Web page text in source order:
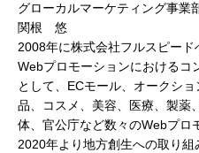
グローカルマーケティング事
関根 悠
2008年に株式会社フルスピード
Webプロモーションにおけるコ
として、ECモール、オークシ
品、コスメ、美容、医療、製薬
体、官公庁など数々のWebプロ
2020年より地方創生への取り